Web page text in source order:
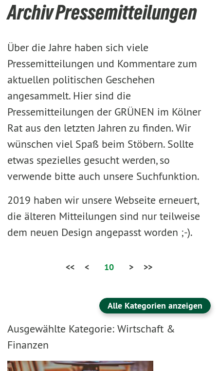
Archiv Pressemitteilungen
Über die Jahre haben sich viele
Pressemitteilungen und Kommentare zum
aktuellen politischen Geschehen
angesammelt. Hier sind die
Pressemitteilungen der GRÜNEN im Kölner
Rat aus den letzten Jahren zu finden. Wir
wünschen viel Spaß beim Stöbern. Sollte
etwas spezielles gesucht werden, so
verwende bitte auch unsere Suchfunktion.
2019 haben wir unsere Webseite erneuert,
die älteren Mitteilungen sind nur teilweise
dem neuen Design angepasst worden ;-).
<< < 10 > >>
Alle Kategorien anzeigen
Ausgewählte Kategorie: Wirtschaft &
Finanzen